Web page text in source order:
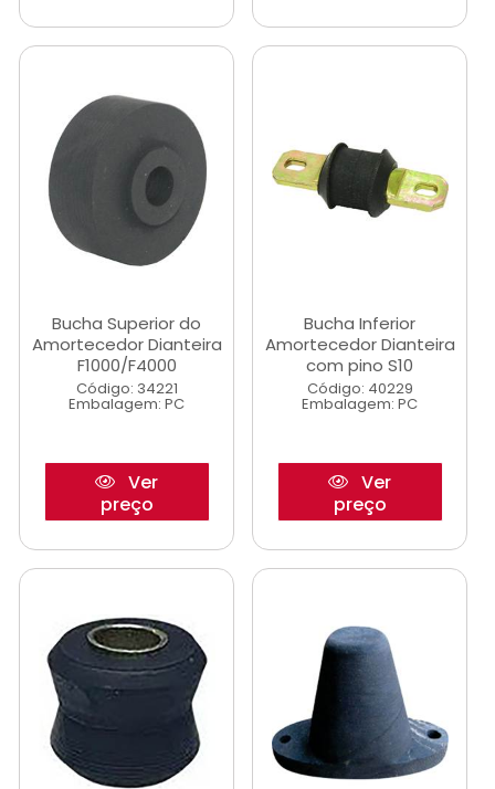
Bucha Superior do
Amortecedor Dianteira
F1000/F4000
Código: 34221
Embalagem: PC
Ver
preço
Bucha Inferior
Amortecedor Dianteira
com pino S10
Código: 40229
Embalagem: PC
Ver
preço